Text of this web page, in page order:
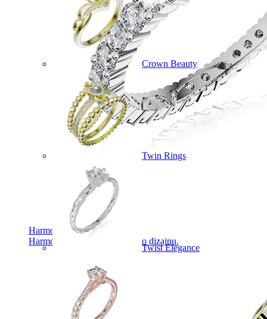
Harmony
Harmónia klasiky a moderného dizajnu.
Crown Beauty
Twin Rings
Twist Elegance